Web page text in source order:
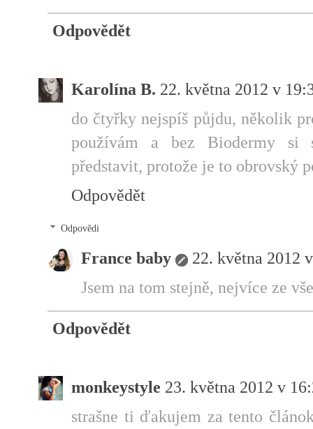
Odpovědět
Karolína B. 22. května 2012 v
do čtyřky nejspíš půjdu, několik
používám a bez Biodermy si
představit, protože je to obrovský
Odpovědět
Odpovědi
France baby
22. května 2012
Jsem na tom stejně, nejvíce ze
Odpovědět
monkeystyle 23. května 2012 v
strašne ti ďakujem za tento